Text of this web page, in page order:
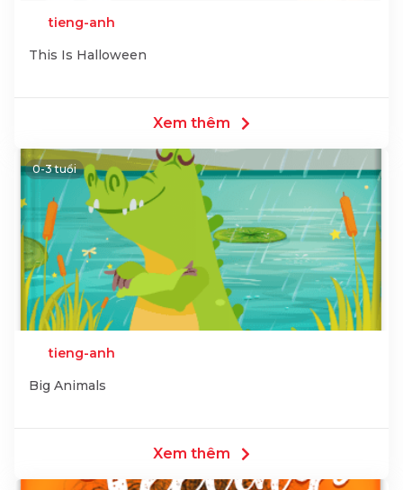
tieng-anh
This Is Halloween
Xem thêm
0-3 tuổi
tieng-anh
Big Animals
Xem thêm